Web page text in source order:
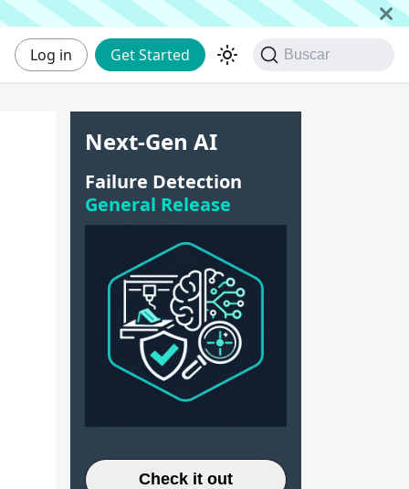
Log in Get Started Buscar
Next-Gen AI
Failure Detection
General Release
Check it out